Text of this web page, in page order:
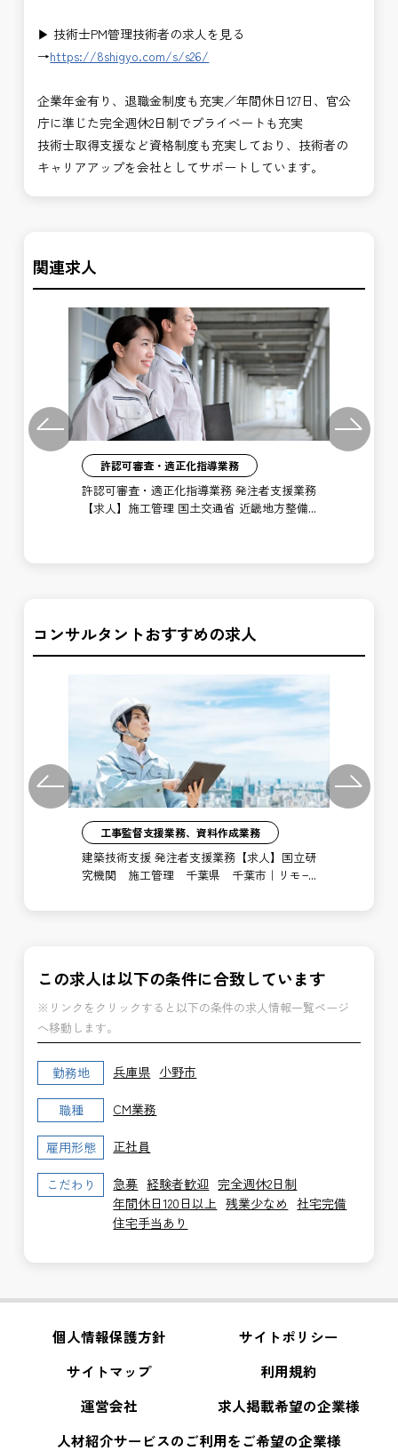
▶ 技術士PM管理技術者の求人を見る
→https://8shigyo.com/s/s26/
企業年金有り、退職金制度も充実／年間休日127日、官公
庁に準じた完全週休2日制でプライベートも充実
技術士取得支援など資格制度も充実しており、技術者の
キャリアアップを会社としてサポートしています。
関連求人
Previous
許認可審査・適正化指導業務
許認可審査・適正化指導業務 発注者支援業務
【求人】施工管理 国土交通省 近畿地方整備
Next
コンサルタントおすすめの求人
Previous
工事監督支援業務、資料作成業務
建築技術支援 発注者支援業務【求人】国立研
究機関 施工管理 千葉県 千葉市｜リモー
Next
この求人は以下の条件に合致しています
※リンクをクリックすると以下の条件の求人情報一覧ページ
へ移動します。
勤務地 兵庫県 小野市
職種 CM業務
雇用形態 正社員
こだわり 急募 経験者歓迎 完全週休2日制
年間休日120日以上 残業少なめ
社宅完備
住宅手当あり
個人情報保護方針
サイトポリシー
サイトマップ
利用規約
運営会社
求人掲載希望の企業様
人材紹介サービスのご利用をご希望の企業様